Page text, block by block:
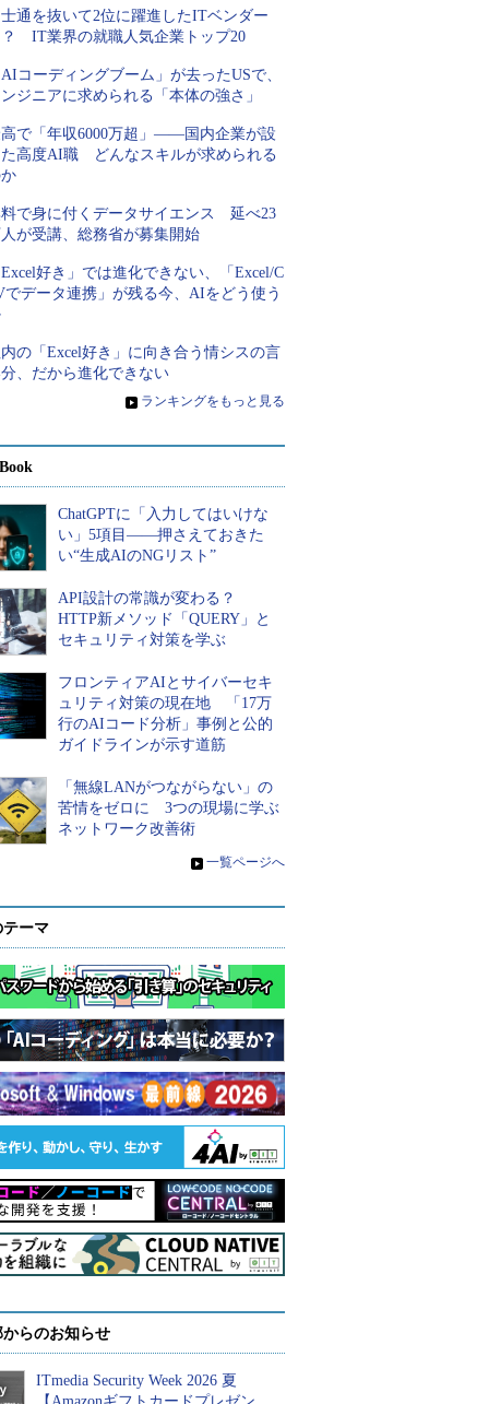
通を抜いて2位に躍進したITベンダー
IT業界の就職人気企業トップ20
コーディングブーム」が去ったUSで、
ジニアに求められる「本体の強さ」
で「年収6000万超」――国内企業が設
高度AI職 どんなスキルが求められる
で身に付くデータサイエンス 延べ23
が受講、総務省が募集開始
好き」では進化できない、「Excel/C
でデータ連携」が残る今、AIをどう使う
の「Excel好き」に向き合う情シスの言
、だから進化できない
» ランキングをもっと見る
ChatGPTに「入力してはいけな
い」5項目――押さえておきた
い“生成AIのNGリスト”
API設計の常識が変わる？
HTTP新メソッド「QUERY」と
セキュリティ対策を学ぶ
フロンティアAIとサイバーセキ
ュリティ対策の現在地 「17万
行のAIコード分析」事例と公的
ガイドラインが示す道筋
「無線LANがつながらない」の
苦情をゼロに 3つの現場に学ぶ
ネットワーク改善術
» 一覧ページへ
ーマ
らのお知らせ
ITmedia Security Week 2026 夏